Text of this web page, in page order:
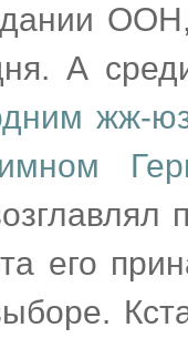
ООН,
А
жж-
его